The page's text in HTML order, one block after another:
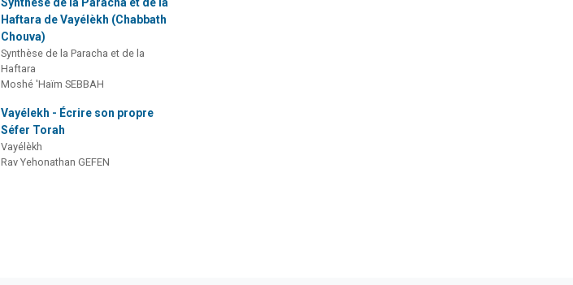
Haftara de Vayélèkh (Chabbath
Chouva)
Synthèse de la Paracha et de la
Haftara
Moshé 'Haïm SEBBAH
Vayélekh - Écrire son propre
Séfer Torah
Vayélèkh
Rav Yehonathan GEFEN